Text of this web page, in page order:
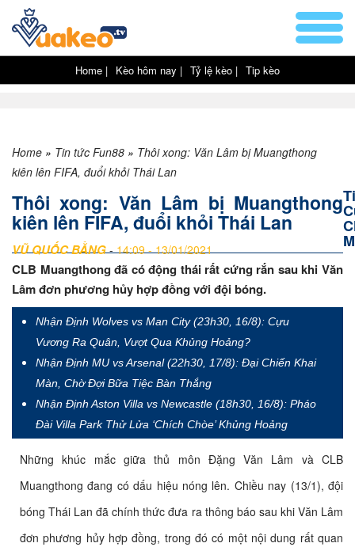
Home | Kèo hôm nay | Tỷ lệ kèo | Tip kèo
Home » Tin tức Fun88 » Thôi xong: Văn Lâm bị Muangthong
kiên lên FIFA, đuổi khỏi Thái Lan
Thôi xong: Văn Lâm bị Muangthong
kiên lên FIFA, đuổi khỏi Thái Lan
VŨ QUỐC BẰNG-14:09 - 13/01/2021
CLB Muangthong đã có động thái rất cứng rắn sau khi Văn
Lâm đơn phương hủy hợp đồng với đội bóng.
Nhận Định Wolves vs Man City (23h30, 16/8): Cựu
Vương Ra Quân, Vượt Qua Khủng Hoảng?
Nhận Định MU vs Arsenal (22h30, 17/8): Đại Chiến Khai
Màn, Chờ Đợi Bữa Tiệc Bàn Thắng
Nhận Định Aston Villa vs Newcastle (18h30, 16/8): Pháo
Đài Villa Park Thử Lửa ‘Chích Chòe’ Khủng Hoảng
Những khúc mắc giữa thủ môn Đặng Văn Lâm và CLB
Muangthong đang có dấu hiệu nóng lên. Chiều nay (13/1), đội
bóng Thái Lan đã chính thức đưa ra thông báo sau khi Văn Lâm
đơn phương hủy hợp đồng, trong đó có một nội dung rất quan